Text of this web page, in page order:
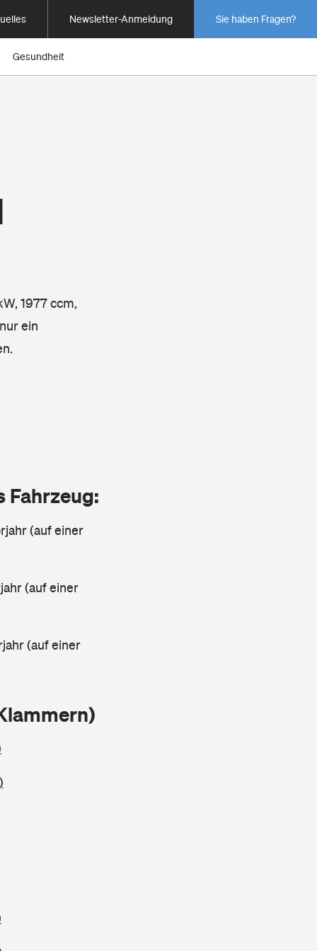
Newsletter-Anmeldung Sie haben Fragen?
Gesundheit
1977 ccm,
ein
Fahrzeug:
(auf einer
(auf einer
(auf einer